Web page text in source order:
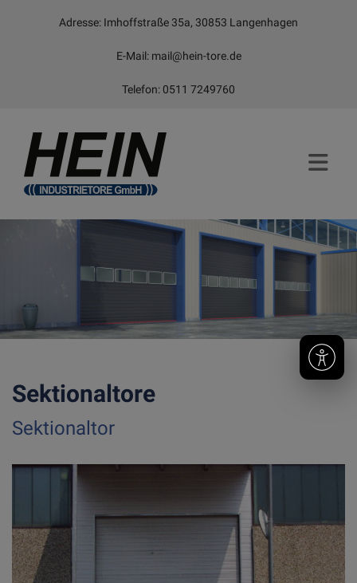
Adresse: Imhoffstraße 35a, 30853 Langenhagen
E-Mail: mail@hein-tore.de
Telefon: 0511 7249760
Sektionaltore
Sektionaltor